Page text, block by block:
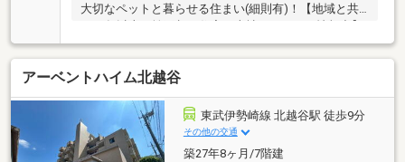
大切なペットと暮らせる住まい(細則有)！【地域と共
創業50年以上、地域に根差してきた埼玉相互住宅 本社
だからこそ、公開前情報・周辺相場・将来性まで含め
たご提案が可能です。越谷市を中心に、草加市・春日
部市・吉川市・八潮市・松伏町、その他の周辺エリア
についても、周辺状況や相場感を踏まえてご案内いた
します。支店を含めた幅広いネットワークから、条
件・ご予算・将来設計に合う物件をご紹介します。
アーベントハイム北越谷
東武伊勢崎線 北越谷駅 徒歩9分
その他の交通
築27年8ヶ月/7階建